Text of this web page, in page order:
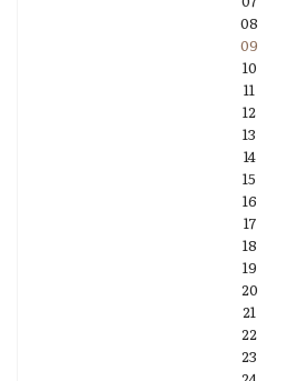
08
09
10
11
12
13
14
15
16
17
18
19
20
21
22
23